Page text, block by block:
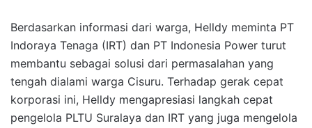
Berdasarkan informasi dari warga, Helldy meminta PT
Indoraya Tenaga (IRT) dan PT Indonesia Power turut
membantu sebagai solusi dari permasalahan yang
tengah dialami warga Cisuru. Terhadap gerak cepat
korporasi ini, Helldy mengapresiasi langkah cepat
pengelola PLTU Suralaya dan IRT yang juga mengelola